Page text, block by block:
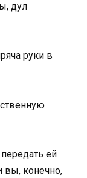
дул
руки в
ей
вы, конечно,